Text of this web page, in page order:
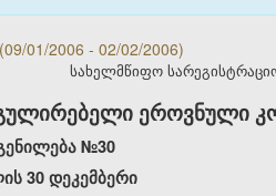
01/2006 - 02/02/2006)
სახელმწიფო
ეროვნული
№30
30 დეკემბერი